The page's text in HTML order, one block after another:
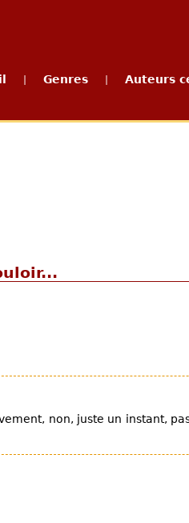
Genres Auteurs
non, juste un instant,